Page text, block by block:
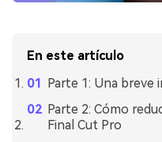
En este artículo
Parte 1: Una breve
Parte 2: Cómo
Final Cut Pro